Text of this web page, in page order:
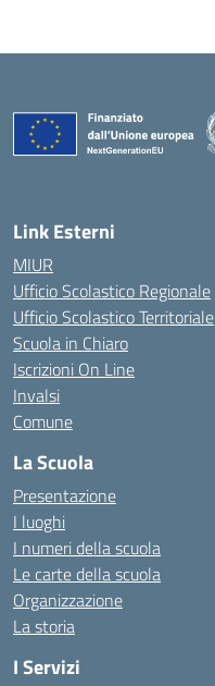
Link Esterni
MIUR
Ufficio Scolastico Regionale
Ufficio Scolastico Territoriale
Scuola in Chiaro
Iscrizioni On Line
Invalsi
Comune
La Scuola
Presentazione
I luoghi
I numeri della scuola
Le carte della scuola
Organizzazione
La storia
I Servizi